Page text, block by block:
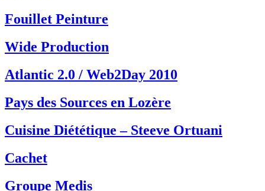
Fouillet Peinture
Wide Production
Atlantic 2.0 / Web2Day 2010
Pays des Sources en Lozère
Cuisine Diététique – Steeve Ortuani
Cachet
Groupe Medis